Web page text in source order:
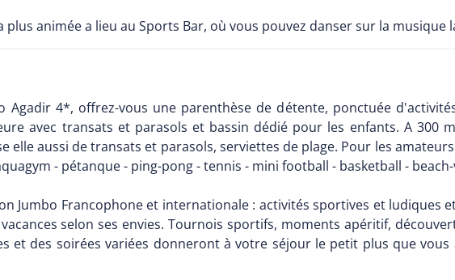
plus animée a lieu au Sports Bar, où vous pouvez danser sur la
Agadir 4*, offrez-vous une parenthèse de détente, ponctuée
avec transats et parasols et bassin dédié pour les enfants. A 300
elle aussi de transats et parasols, serviettes de plage. Pour les
- pétanque - ping-pong - tennis - mini football - basketball -
Jumbo Francophone et internationale : activités sportives et
selon ses envies. Tournois sportifs, moments apéritif,
et des soirées variées donneront à votre séjour le petit plus que